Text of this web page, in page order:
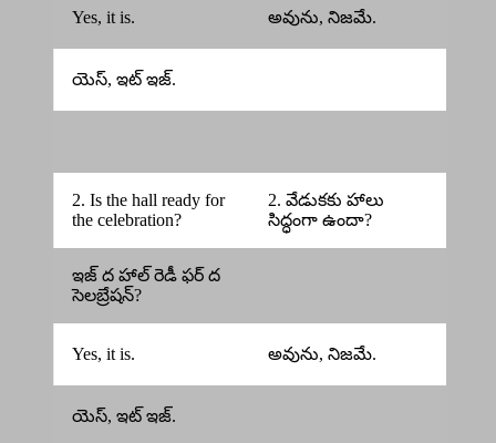
Yes, it is. అవును, నిజమే.
యెస్, ఇట్ ఇజ్.
2. Is the hall ready for
the celebration?
2. వేడుకకు హాలు
సిద్ధంగా ఉందా?
ఇజ్ ద హాల్ రెడీ ఫర్ ద
సెలబ్రేషన్?
Yes, it is. అవును, నిజమే.
యెస్, ఇట్ ఇజ్.